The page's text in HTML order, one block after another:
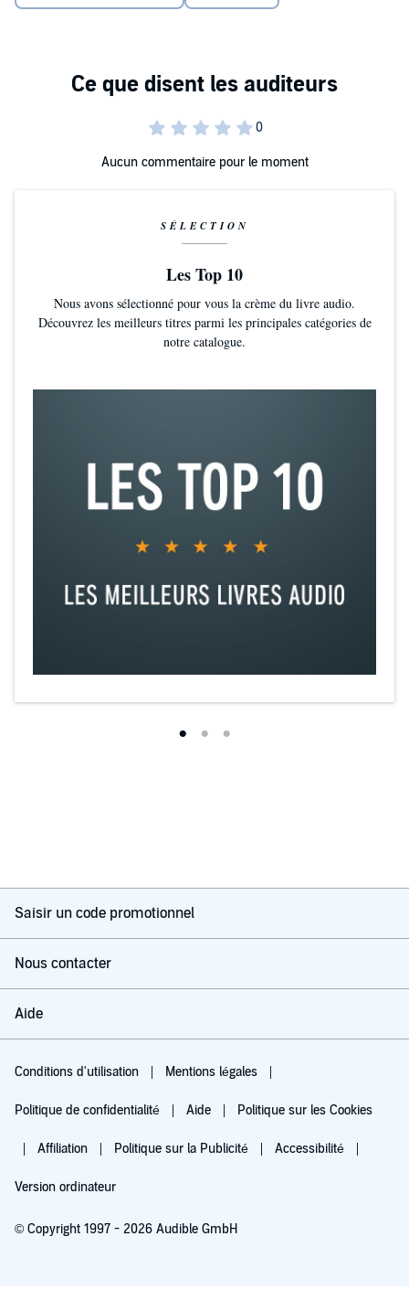
Aucun commentaire pour le moment
SÉLECTION
Les Top 10
Nous avons sélectionné pour vous la crème du livre audio.
Découvrez les meilleurs titres parmi les principales catégories de
notre catalogue.
Saisir un code promotionnel
Nous contacter
Aide
Conditions d'utilisation Mentions légales
Politique de confidentialité Aide Politique sur les Cookies
Affiliation Politique sur la Publicité Accessibilité
Version ordinateur
© Copyright 1997 - 2026 Audible GmbH